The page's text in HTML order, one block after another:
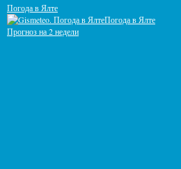
Погода в Ялте
Погода в Ялте
Прогноз на 2 недели